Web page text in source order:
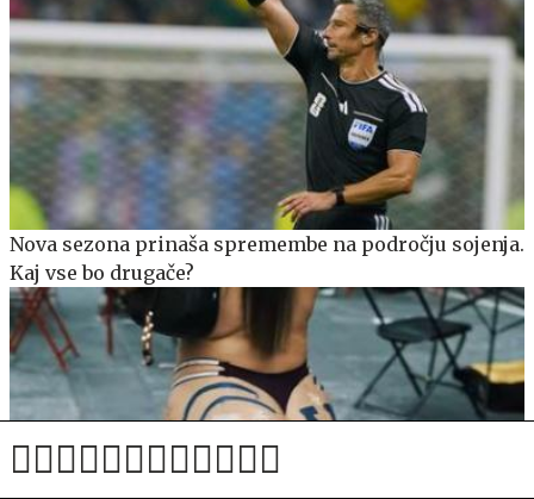
Nova sezona prinaša spremembe na področju sojenja.
Kaj vse bo drugače?